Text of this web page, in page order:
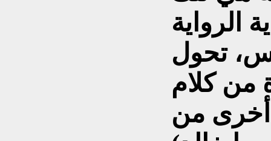
الرواية
تحول
من كلام
أخرى من